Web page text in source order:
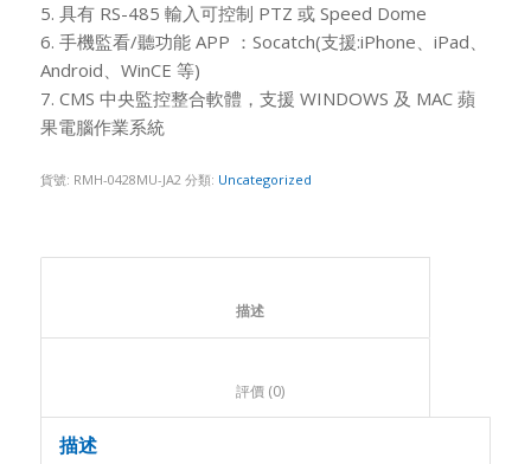
5. 具有 RS-485 輸入可控制 PTZ 或 Speed Dome
6. 手機監看/聽功能 APP ：Socatch(支援:iPhone、iPad、
Android、WinCE 等)
7. CMS 中央監控整合軟體，支援 WINDOWS 及 MAC 蘋
果電腦作業系統
貨號: RMH-0428MU-JA2 分類: Uncategorized
						描述
						評價 (0)
描述